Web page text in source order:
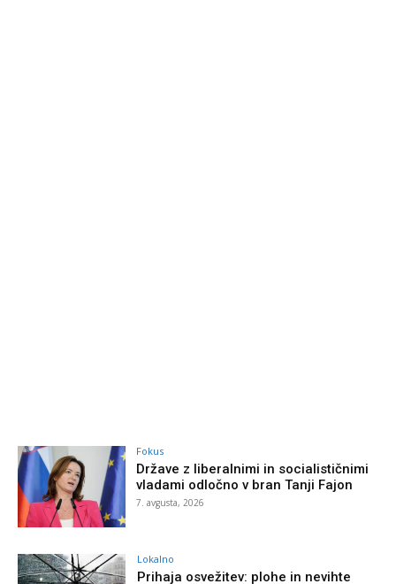
Fokus
Države z liberalnimi in socialističnimi
vladami odločno v bran Tanji Fajon
7. avgusta, 2026
Lokalno
Prihaja osvežitev: plohe in nevihte